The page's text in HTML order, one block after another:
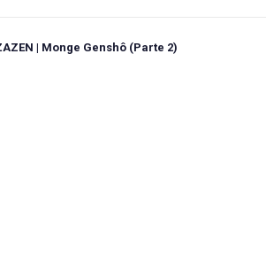
| Monge Genshô (Parte 2)